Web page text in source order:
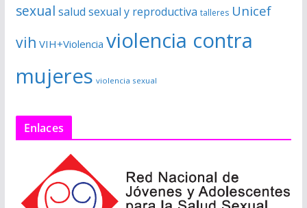
sexual salud sexual y reproductiva talleres Unicef
vih VIH+Violencia violencia contra
mujeres violencia sexual
Enlaces